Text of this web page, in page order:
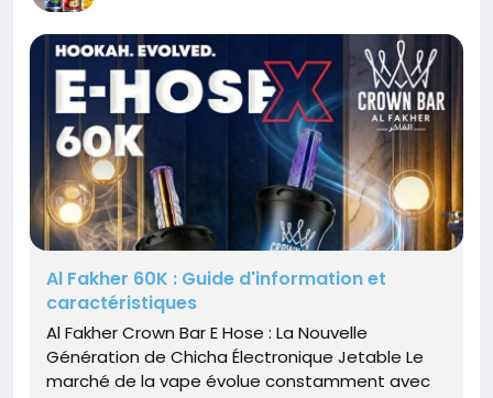
Al Fakher 60K : Guide d'information et
caractéristiques
Al Fakher Crown Bar E Hose : La Nouvelle
Génération de Chicha Électronique Jetable Le
marché de la vape évolue constamment avec